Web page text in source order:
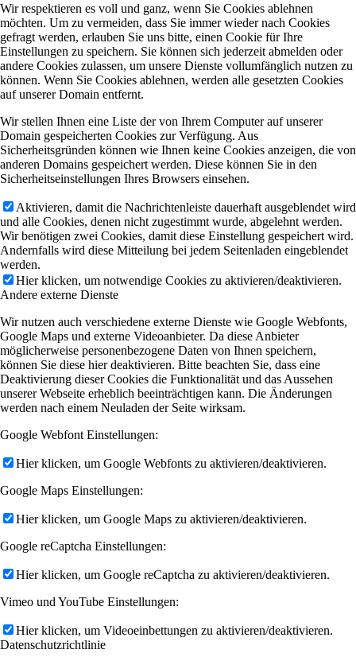
Wir respektieren es voll und ganz, wenn Sie Cookies ablehnen
möchten. Um zu vermeiden, dass Sie immer wieder nach Cookies
gefragt werden, erlauben Sie uns bitte, einen Cookie für Ihre
Einstellungen zu speichern. Sie können sich jederzeit abmelden oder
andere Cookies zulassen, um unsere Dienste vollumfänglich nutzen zu
können. Wenn Sie Cookies ablehnen, werden alle gesetzten Cookies
auf unserer Domain entfernt.
Wir stellen Ihnen eine Liste der von Ihrem Computer auf unserer
Domain gespeicherten Cookies zur Verfügung. Aus
Sicherheitsgründen können wie Ihnen keine Cookies anzeigen, die von
anderen Domains gespeichert werden. Diese können Sie in den
Sicherheitseinstellungen Ihres Browsers einsehen.
Aktivieren, damit die Nachrichtenleiste dauerhaft ausgeblendet wird
und alle Cookies, denen nicht zugestimmt wurde, abgelehnt werden.
Wir benötigen zwei Cookies, damit diese Einstellung gespeichert wird.
Andernfalls wird diese Mitteilung bei jedem Seitenladen eingeblendet
werden.
Hier klicken, um notwendige Cookies zu aktivieren/deaktivieren.
Andere externe Dienste
Wir nutzen auch verschiedene externe Dienste wie Google Webfonts,
Google Maps und externe Videoanbieter. Da diese Anbieter
möglicherweise personenbezogene Daten von Ihnen speichern,
können Sie diese hier deaktivieren. Bitte beachten Sie, dass eine
Deaktivierung dieser Cookies die Funktionalität und das Aussehen
unserer Webseite erheblich beeinträchtigen kann. Die Änderungen
werden nach einem Neuladen der Seite wirksam.
Google Webfont Einstellungen:
Hier klicken, um Google Webfonts zu aktivieren/deaktivieren.
Google Maps Einstellungen:
Hier klicken, um Google Maps zu aktivieren/deaktivieren.
Google reCaptcha Einstellungen:
Hier klicken, um Google reCaptcha zu aktivieren/deaktivieren.
Vimeo und YouTube Einstellungen:
Hier klicken, um Videoeinbettungen zu aktivieren/deaktivieren.
Datenschutzrichtlinie